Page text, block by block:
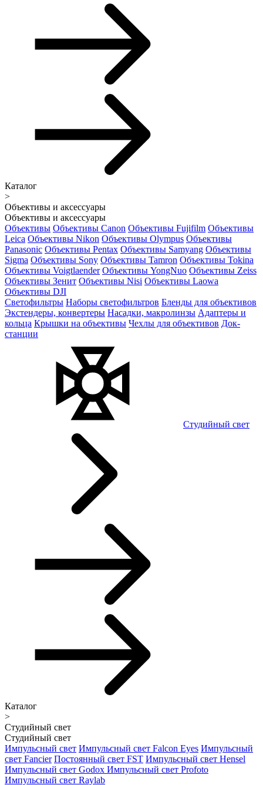
Каталог
>
Объективы и аксессуары
Объективы и аксессуары
Объективы Объективы Canon Объективы Fujifilm Объективы
Leica Объективы Nikon Объективы Olympus Объективы
Panasonic Объективы Pentax Объективы Samyang Объективы
Sigma Объективы Sony Объективы Tamron Объективы Tokina
Объективы Voigtlaender Объективы YongNuo Объективы Zeiss
Объективы Зенит Объективы Nisi Объективы Laowa
Объективы DJI
Светофильтры Наборы светофильтров Бленды для объективов
Экстендеры, конвертеры Насадки, макролинзы Адаптеры и
кольца Крышки на объективы Чехлы для объективов Док-
станции
Студийный свет
Каталог
>
Студийный свет
Студийный свет
Импульсный свет Импульсный свет Falcon Eyes Импульсный
свет Fancier Постоянный свет FST Импульсный свет Hensel
Импульсный свет Godox Импульсный свет Profoto
Импульсный свет Raylab